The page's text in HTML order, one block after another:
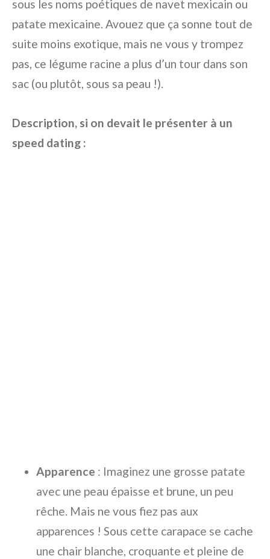
sous les noms poétiques de navet mexicain ou
patate mexicaine. Avouez que ça sonne tout de
suite moins exotique, mais ne vous y trompez
pas, ce légume racine a plus d’un tour dans son
sac (ou plutôt, sous sa peau !).
Description, si on devait le présenter à un
speed dating :
Apparence : Imaginez une grosse patate
avec une peau épaisse et brune, un peu
rêche. Mais ne vous fiez pas aux
apparences ! Sous cette carapace se cache
une chair blanche, croquante et pleine de